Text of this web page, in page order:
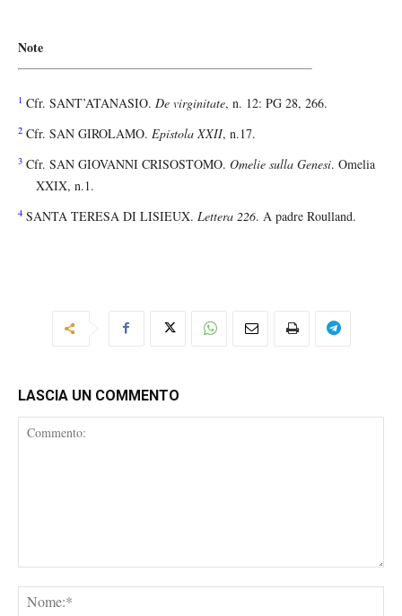
Note
1 Cfr. SANT’ATANASIO. De virginitate, n. 12: PG 28, 266.
2 Cfr. SAN GIROLAMO. Epistola XXII, n.17.
3 Cfr. SAN GIOVANNI CRISOSTOMO. Omelie sulla Genesi. Omelia
XXIX, n.1.
4 SANTA TERESA DI LISIEUX. Lettera 226. A padre Roulland.
LASCIA UN COMMENTO